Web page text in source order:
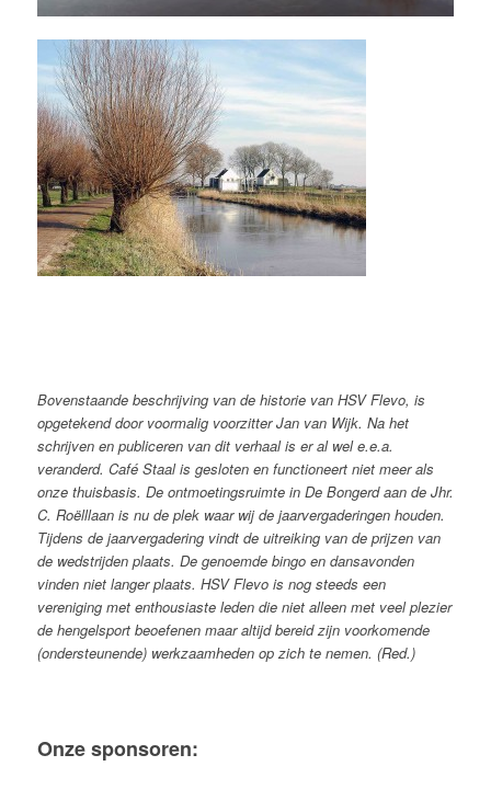
Bovenstaande beschrijving van de historie van HSV Flevo, is
opgetekend door voormalig voorzitter Jan van Wijk. Na het
schrijven en publiceren van dit verhaal is er al wel e.e.a.
veranderd. Café Staal is gesloten en functioneert niet meer als
onze thuisbasis. De ontmoetingsruimte in De Bongerd aan de Jhr.
C. Roëlllaan is nu de plek waar wij de jaarvergaderingen houden.
Tijdens de jaarvergadering vindt de uitreiking van de prijzen van
de wedstrijden plaats. De genoemde bingo en dansavonden
vinden niet langer plaats. HSV Flevo is nog steeds een
vereniging met enthousiaste leden die niet alleen met veel plezier
de hengelsport beoefenen maar altijd bereid zijn voorkomende
(ondersteunende) werkzaamheden op zich te nemen. (Red.)
Onze sponsoren: